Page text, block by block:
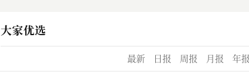
大家优选
最新 日报 周报 月报 年报